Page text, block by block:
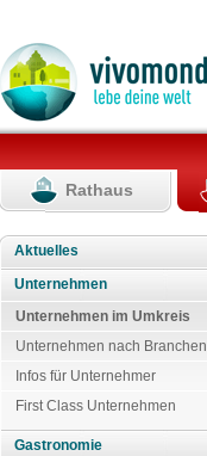
Rathaus
Aktuelles
Unternehmen
Unternehmen im Umkreis
Unternehmen nach Branchen
Infos für Unternehmer
First Class Unternehmen
Gastronomie